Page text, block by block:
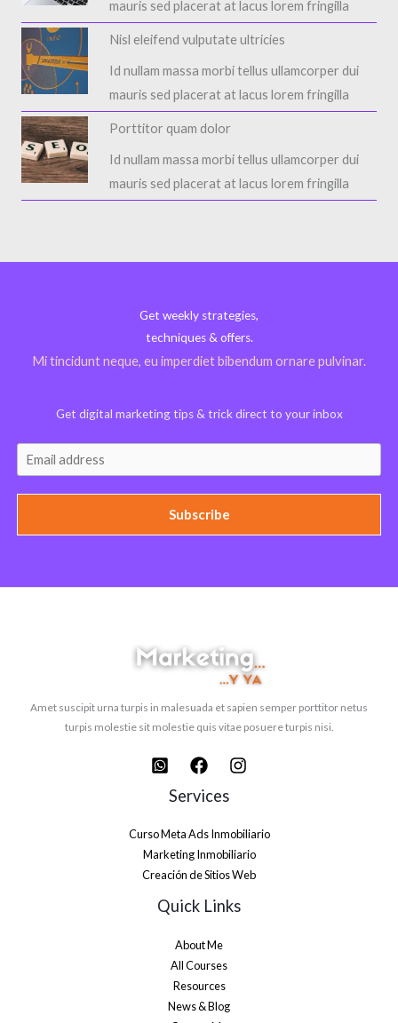
mauris sed placerat at lacus lorem fringilla​
Nisl eleifend vulputate ultricies​
Id nullam massa morbi tellus ullamcorper dui
mauris sed placerat at lacus lorem fringilla​
Porttitor quam dolor​
Id nullam massa morbi tellus ullamcorper dui
mauris sed placerat at lacus lorem fringilla​
Get weekly strategies,
techniques & offers.
Mi tincidunt neque, eu imperdiet bibendum ornare pulvinar.
Get digital marketing tips & trick direct to your inbox
Subscribe
Amet suscipit urna turpis in malesuada et sapien semper porttitor netus
turpis molestie sit molestie quis vitae posuere turpis nisi.
Services
Curso Meta Ads Inmobiliario
Marketing Inmobiliario
Creación de Sitios Web
Quick Links
About Me
All Courses
Resources
News & Blog